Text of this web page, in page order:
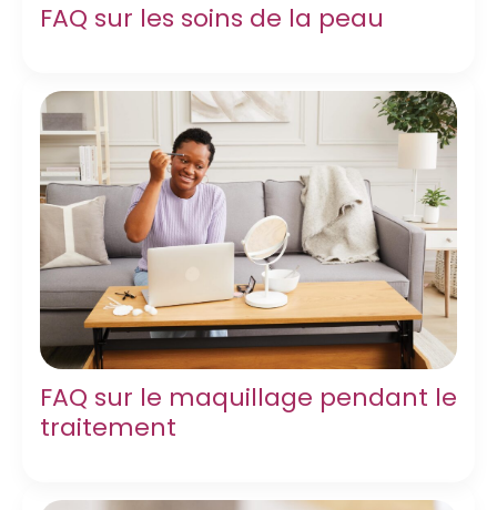
FAQ sur les soins de la peau
FAQ sur le maquillage pendant le
traitement